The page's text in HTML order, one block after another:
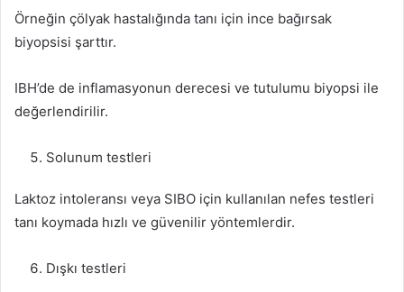
Örneğin çölyak hastalığında tanı için ince bağırsak
biyopsisi şarttır.
IBH’de de inflamasyonun derecesi ve tutulumu biyopsi ile
değerlendirilir.
Solunum testleri
Laktoz intoleransı veya SIBO için kullanılan nefes testleri
tanı koymada hızlı ve güvenilir yöntemlerdir.
Dışkı testleri